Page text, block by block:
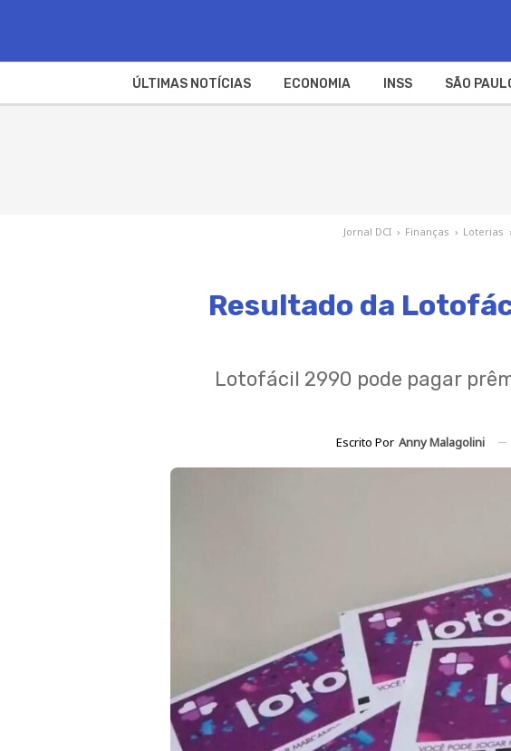
ÚLTIMAS NOTÍCIAS ECONOMIA INSS SÃO
Jornal DCI › Finanças › Loterias ›
Resultado da
Lotofácil 2990 pode pagar
Escrito Por Anny Malagolini